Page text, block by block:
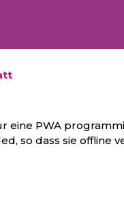
eine PWA
so dass sie offline